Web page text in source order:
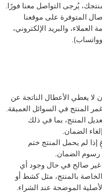
يُرجى التواصل معنا فورًا.
المتوفرة على موقعنا
والبريد الإلكتروني،
لا يغطي الأعطال الناتجة عن
المنتج في السوائل العميقة.
المنتج، بما في ذلك
الضمان.
إذا لم يحمل المنتج ختم
رسوم الضمان.
صالح في حال وجود أي
بالمنتج، مثل كشط أو
الموضحة عند الشراء.